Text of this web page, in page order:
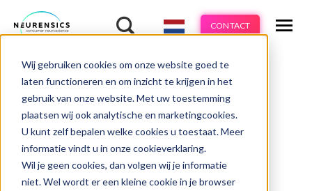
Wij gebruiken cookies om onze website goed te
laten functioneren en om inzicht te krijgen in het
gebruik van onze website. Met uw toestemming
plaatsen wij ook analytische en marketingcookies.
U kunt zelf bepalen welke cookies u toestaat. Meer
informatie vindt u in onze cookieverklaring.
Wil je geen cookies, dan volgen wij je informatie
niet. Wel wordt er een kleine cookie in je browser
Expertises
Branches
Cases
Over ons
CONTACT
Webinar -Do 13 aug | 10:00 - 11:00u